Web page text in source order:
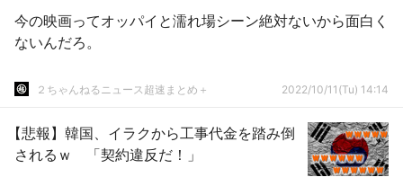
今の映画ってオッパイと濡れ場シーン絶対ないから面白く
ないんだろ。
２ちゃんねるニュース超速まとめ＋ 2022/10/11(Tu) 14:14
【悲報】韓国、イラクから工事代金を踏み倒
されるｗ 「契約違反だ！」